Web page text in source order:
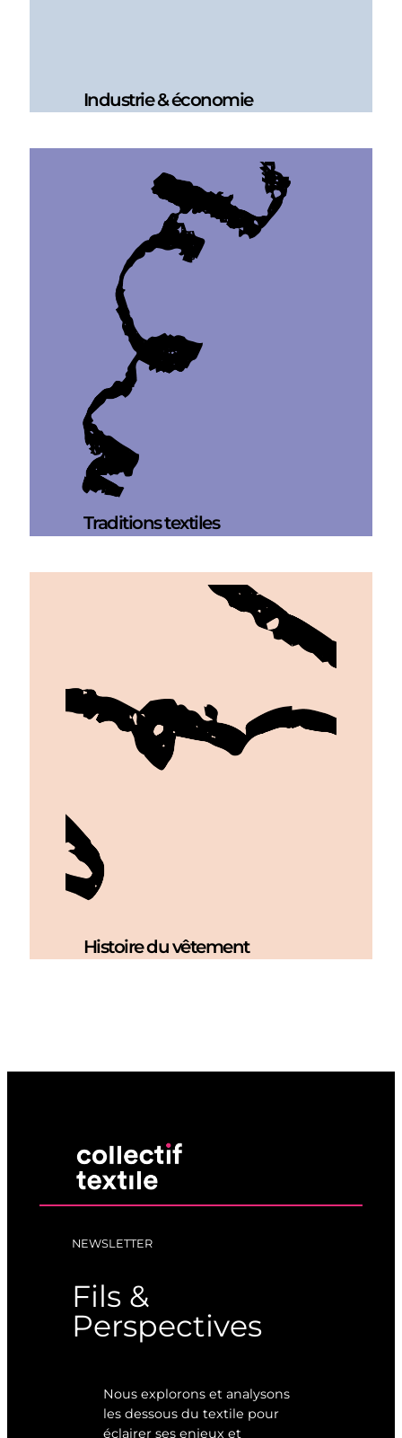
Industrie & économie
Traditions textiles
Histoire du vêtement
NEWSLETTER
Fils &
Perspectives
Nous explorons et analysons
les dessous du textile pour
éclairer ses enjeux et